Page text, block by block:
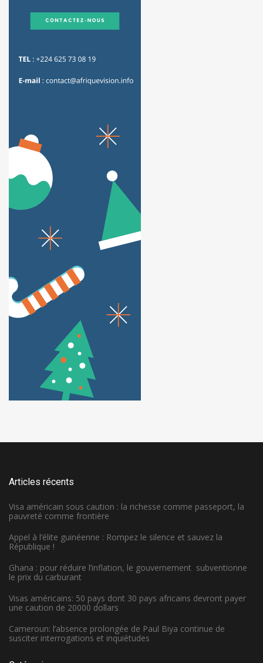
Articles récents
Visa américain sous caution : la richesse comme passeport, la
pauvreté comme frontière
Appel à l’élite guinéenne : Rompez le silence et sauvez la
République !
Ghana : pour réduire l’inflation, le gouvernement subventionne
le prix du carburant
Visas américains: 50 pays dont 30 pays africains devront payer
une caution de 20000 dollars
Cameroun: l’absence prolongée de Paul Biya continue de
susciter interrogations et inquiétudes